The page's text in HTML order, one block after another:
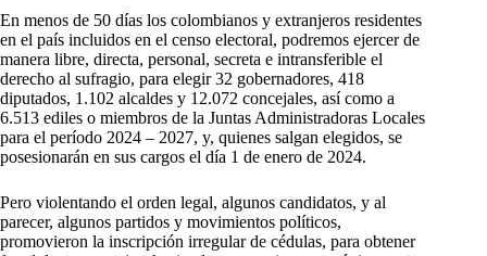
En menos de 50 días los colombianos y extranjeros residentes
en el país incluidos en el censo electoral, podremos ejercer de
manera libre, directa, personal, secreta e intransferible el
derecho al sufragio, para elegir 32 gobernadores, 418
diputados, 1.102 alcaldes y 12.072 concejales, así como a
6.513 ediles o miembros de la Juntas Administradoras Locales
para el período 2024 – 2027, y, quienes salgan elegidos, se
posesionarán en sus cargos el día 1 de enero de 2024.
Pero violentando el orden legal, algunos candidatos, y al
parecer, algunos partidos y movimientos políticos,
promovieron la inscripción irregular de cédulas, para obtener